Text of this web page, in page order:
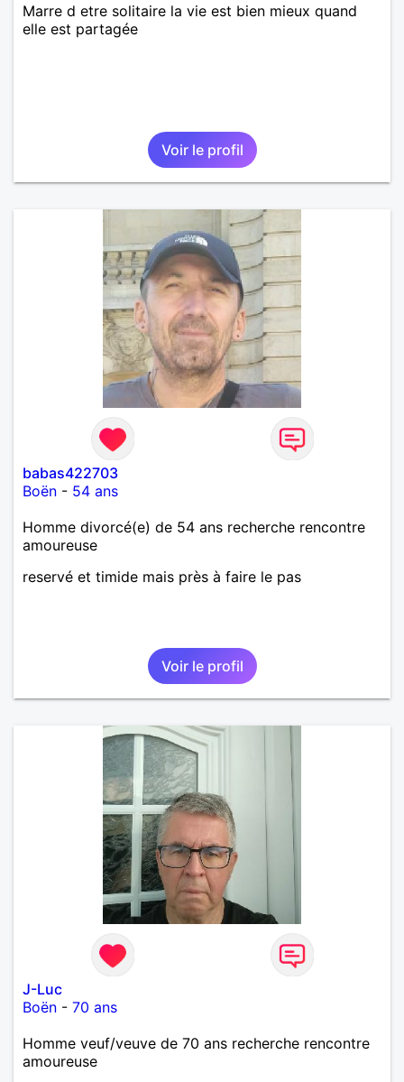
Marre d etre solitaire la vie est bien mieux quand
elle est partagée
Voir le profil
babas422703
Boën - 54 ans
Homme divorcé(e) de 54 ans recherche rencontre
amoureuse
reservé et timide mais près à faire le pas
Voir le profil
J-Luc
Boën - 70 ans
Homme veuf/veuve de 70 ans recherche rencontre
amoureuse